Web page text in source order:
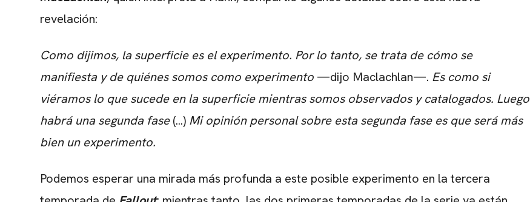
revelación:
Como dijimos, la superficie es el experimento. Por lo tanto, se trata de cómo se
manifiesta y de quiénes somos como experimento —dijo Maclachlan—. Es como si
viéramos lo que sucede en la superficie mientras somos observados y catalogados. Luego
habrá una segunda fase(...) Mi opinión personal sobre esta segunda fase es que será más
bien un experimento.
Podemos esperar una mirada más profunda a este posible experimento en la tercera